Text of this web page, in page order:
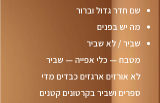
ההובלה במידה
שם חדר גדול וברור
מה יש בפנים
שביר / לא שביר
מטבח — כלי אפייה — שביר
לא אורזים ארגזים כבדים מדי
ספרים ושביר בקרטונים קטנים